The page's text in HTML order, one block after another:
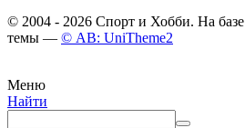
© 2004 - 2026 Спорт и Хобби. На базе
темы — © AB: UniTheme2
Меню
Найти